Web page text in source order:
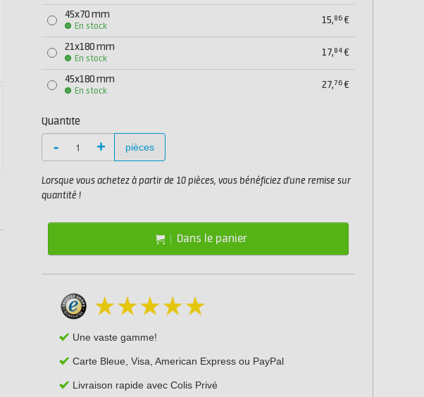
45x70 mm
En stock
15,86 €
21x180 mm
En stock
17,84 €
45x180 mm
En stock
27,76 €
Quantité
- + pièces
Lorsque vous achetez à partir de 10 pièces, vous bénéficiez d'une remise sur
quantité !
Dans le panier
Une vaste gamme!
Carte Bleue, Visa, American Express ou PayPal
Livraison rapide avec Colis Privé